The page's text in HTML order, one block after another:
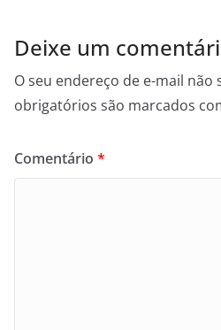
Deixe um
O seu endereço de e-mail não
obrigatórios são marcados
Comentário *